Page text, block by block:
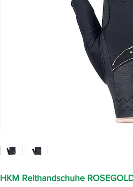
HKM Reithandschuhe